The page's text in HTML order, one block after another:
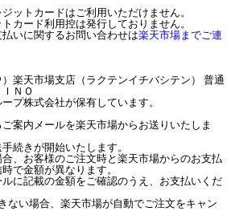
ットカードはご利用いただけません。
カード利用控は発行しておりません。
いに関するお問い合わせは楽天市場までご連
楽天市場支店（ラクテンイチバシテン） 普通
ＮＯ
プ株式会社が保有しています。
案内メールを楽天市場からお送りいたしま
続きが開始いたします。
、お客様のご注文時と楽天市場からのお支払
で金額が異なります。
に記載の金額をご確認のうえ、お支払いくだ
ない場合、楽天市場が自動でご注文をキャン